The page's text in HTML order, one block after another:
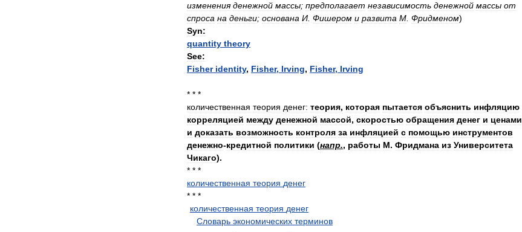
изменения денежной массы; предполагает независимость денежной массы от
спроса на деньги; основана И Фишером и развита М Фридменом)
Syn:
quantity theory
See:
Fisher identity, Fisher, Irving, Fisher, Irving
* * *
количественная теория денег: теория, которая пытается объяснить инфляцию
корреляцией между денежной массой, скоростью обращения денег и ценами
и доказать возможность контроля за инфляцией с помощью инструментов
денежно-кредитной политики (напр., работы М. Фридмана из Университета
Чикаго).
* * *
количественная теория денег
* * *
количественная теория денег
Словарь экономических терминов